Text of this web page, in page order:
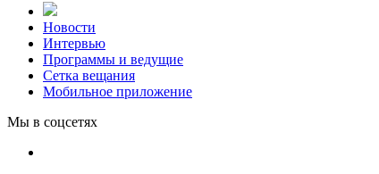
Новости
Интервью
Программы и ведущие
Сетка вещания
Мобильное приложение
Мы в соцсетях